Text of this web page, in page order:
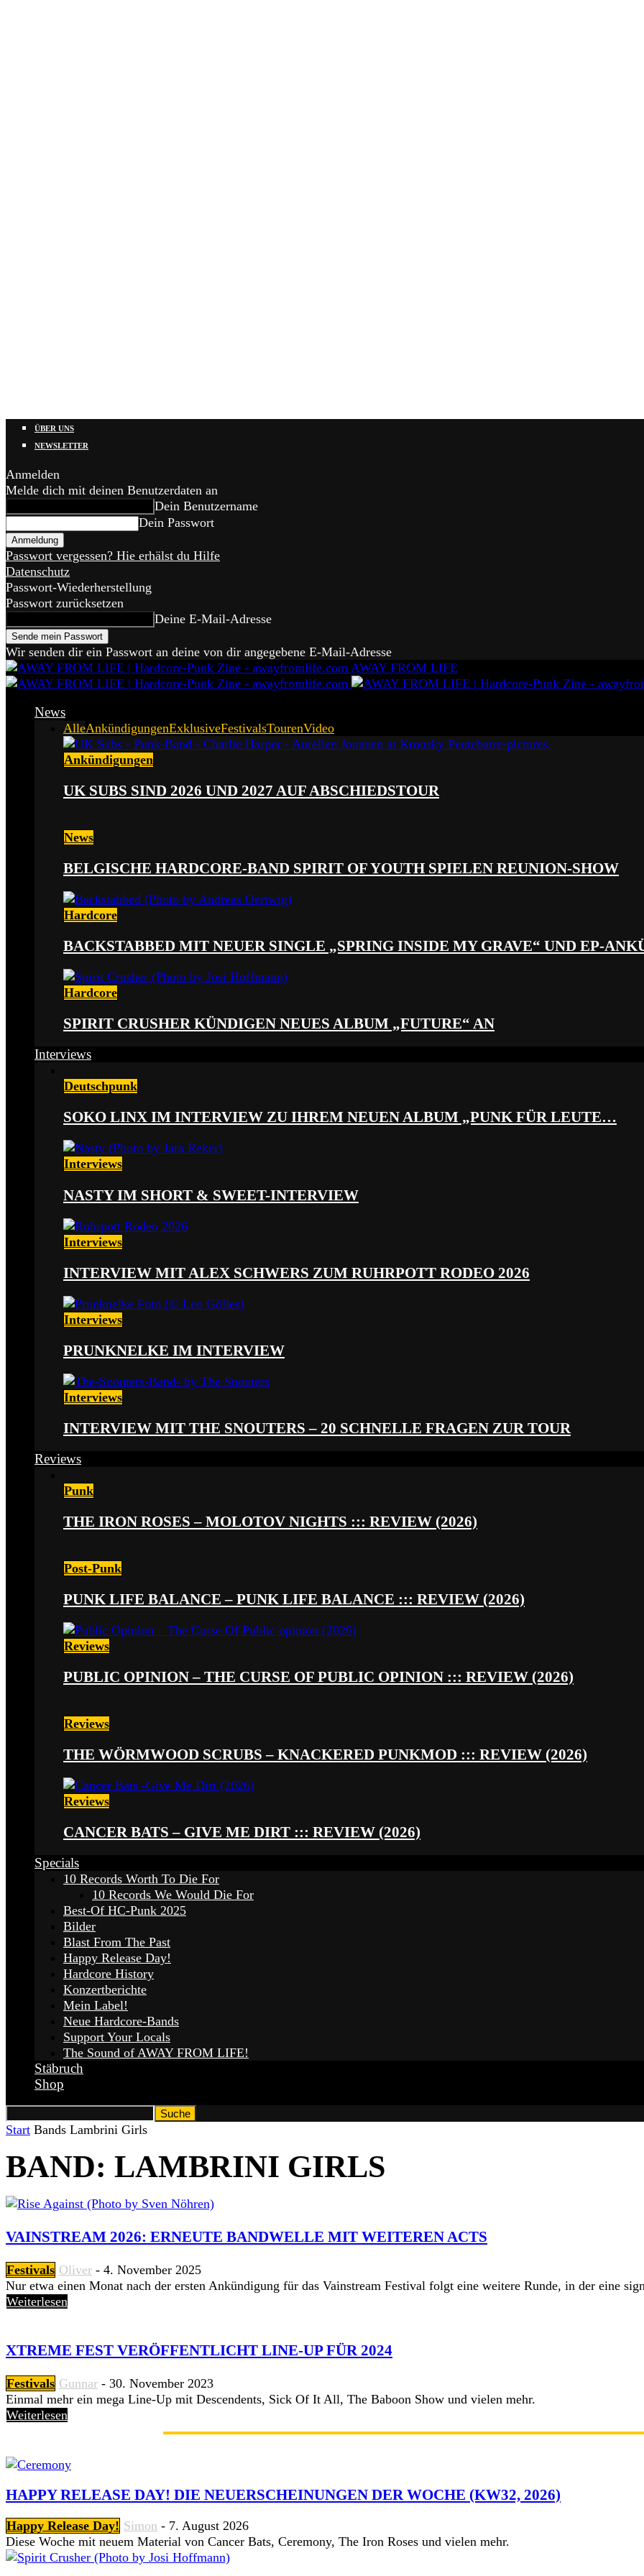
ÜBER UNS
NEWSLETTER
Anmelden
Melde dich mit deinen Benutzerdaten an
Dein Benutzername
Dein Passwort
Passwort vergessen? Hie erhälst du Hilfe
Datenschutz
Passwort-Wiederherstellung
Passwort zurücksetzen
Deine E-Mail-Adresse
Wir senden dir ein Passwort an deine von dir angegebene E-Mail-Adresse
AWAY FROM LIFE
News
AlleAnkündigungenExklusiveFestivalsTourenVideo
Ankündigungen
UK SUBS SIND 2026 UND 2027 AUF ABSCHIEDSTOUR
News
BELGISCHE HARDCORE-BAND SPIRIT OF YOUTH SPIELEN REUNION-SHOW
Hardcore
BACKSTABBED MIT NEUER SINGLE „SPRING INSIDE MY GRAVE“ UND EP-
Hardcore
SPIRIT CRUSHER KÜNDIGEN NEUES ALBUM „FUTURE“ AN
Interviews
Deutschpunk
SOKO LINX IM INTERVIEW ZU IHREM NEUEN ALBUM „PUNK FÜR LEUTE…
Interviews
NASTY IM SHORT & SWEET-INTERVIEW
Interviews
INTERVIEW MIT ALEX SCHWERS ZUM RUHRPOTT RODEO 2026
Interviews
PRUNKNELKE IM INTERVIEW
Interviews
INTERVIEW MIT THE SNOUTERS – 20 SCHNELLE FRAGEN ZUR TOUR
Reviews
Punk
THE IRON ROSES – MOLOTOV NIGHTS ::: REVIEW (2026)
Post-Punk
PUNK LIFE BALANCE – PUNK LIFE BALANCE ::: REVIEW (2026)
Reviews
PUBLIC OPINION – THE CURSE OF PUBLIC OPINION ::: REVIEW (2026)
Reviews
THE WÖRMWOOD SCRUBS – KNACKERED PUNKMOD ::: REVIEW (2026)
Reviews
CANCER BATS – GIVE ME DIRT ::: REVIEW (2026)
Specials
10 Records Worth To Die For
10 Records We Would Die For
Best-Of HC-Punk 2025
Bilder
Blast From The Past
Happy Release Day!
Hardcore History
Konzertberichte
Mein Label!
Neue Hardcore-Bands
Support Your Locals
The Sound of AWAY FROM LIFE!
Stäbruch
Shop
Start Bands Lambrini Girls
BAND: LAMBRINI GIRLS
VAINSTREAM 2026: ERNEUTE BANDWELLE MIT WEITEREN ACTS
Festivals Oliver - 4. November 2025
Nur etwa einen Monat nach der ersten Ankündigung für das Vainstream Festival folgt eine weitere Runde, in der eine
Weiterlesen
XTREME FEST VERÖFFENTLICHT LINE-UP FÜR 2024
Festivals Gunnar - 30. November 2023
Einmal mehr ein mega Line-Up mit Descendents, Sick Of It All, The Baboon Show und vielen mehr.
Weiterlesen
HAPPY RELEASE DAY! DIE NEUERSCHEINUNGEN DER WOCHE (KW32, 2026)
Happy Release Day! Simon - 7. August 2026
Diese Woche mit neuem Material von Cancer Bats, Ceremony, The Iron Roses und vielen mehr.